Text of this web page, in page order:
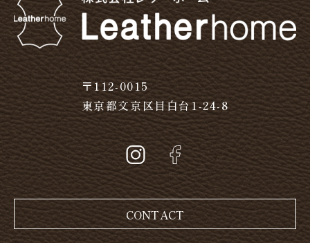
〒112-0015
東京都文京区目白台1-24-8
CONTACT